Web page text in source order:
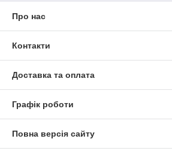
Про нас
Контакти
Доставка та оплата
Графік роботи
Повна версія сайту